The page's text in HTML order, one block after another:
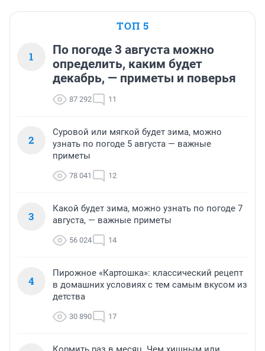
ТОП 5
1
По погоде 3 августа можно
определить, каким будет
декабрь, — приметы и поверья
87 292 11
2
Суровой или мягкой будет зима, можно
узнать по погоде 5 августа — важные
приметы
78 041 12
3
Какой будет зима, можно узнать по погоде 7
августа, — важные приметы
56 024 14
4
Пирожное «Картошка»: классический рецепт
в домашних условиях с тем самым вкусом из
детства
30 890 17